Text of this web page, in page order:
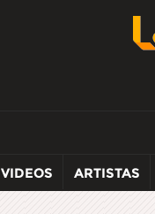
VIDEOS ARTISTAS